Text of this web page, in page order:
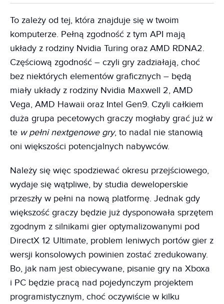
To zależy od tej, która znajduje się w twoim
komputerze. Pełną zgodność z tym API mają
układy z rodziny Nvidia Turing oraz AMD RDNA2.
Częściową zgodność – czyli gry zadziałają, choć
bez niektórych elementów graficznych – będą
miały układy z rodziny Nvidia Maxwell 2, AMD
Vega, AMD Hawaii oraz Intel Gen9. Czyli całkiem
duża grupa pecetowych graczy mogłaby grać już w
te w pełni nextgenowe gry, to nadal nie stanowią
oni większości potencjalnych nabywców.
Należy się więc spodziewać okresu przejściowego,
wydaje się wątpliwe, by studia deweloperskie
przeszły w pełni na nową platformę. Jednak gdy
większość graczy będzie już dysponowała sprzętem
zgodnym z silnikami gier optymalizowanymi pod
DirectX 12 Ultimate, problem leniwych portów gier z
wersji konsolowych powinien zostać zredukowany.
Bo, jak nam jest obiecywane, pisanie gry na Xboxa
i PC będzie pracą nad pojedynczym projektem
programistycznym, choć oczywiście w kilku